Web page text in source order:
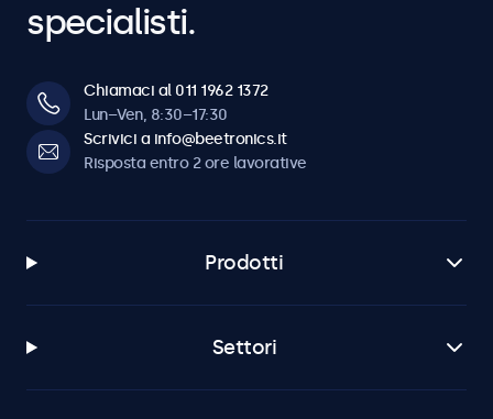
specialisti.
Chiamaci al 011 1962 1372
Lun–Ven, 8:30–17:30
Scrivici a info@beetronics.it
Risposta entro 2 ore lavorative
Prodotti
Settori